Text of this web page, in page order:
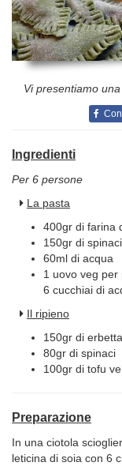
Vi presentiamo
Ingredienti
Per 6 persone
La pasta
400gr di farina
150gr di spinaci
60ml di acqua
1 uovo veg per
6 cucchiai di
Il ripieno
150gr di
80gr di spinaci
100gr di tofu
Preparazione
In una ciotola
leticina di soia con 6